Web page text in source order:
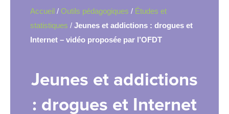
Accueil/ Outils pédagogiques / Études et
statistiques / Jeunes et addictions : drogues et
Internet – vidéo proposée par l’OFDT
Jeunes et addictions
: drogues et Internet